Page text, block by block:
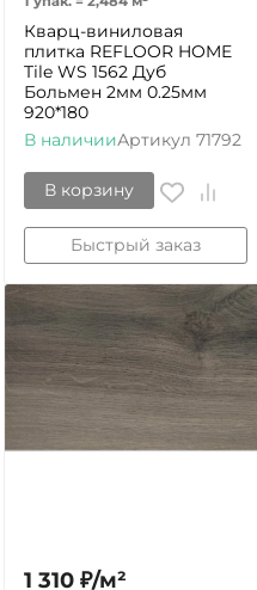
Кварц-виниловая
плитка REFLOOR HOME
Tile WS 1562 Дуб
Больмен 2мм 0.25мм
920*180
В наличииАртикул 71792
В корзину
Быстрый заказ
1 310 ₽/м²